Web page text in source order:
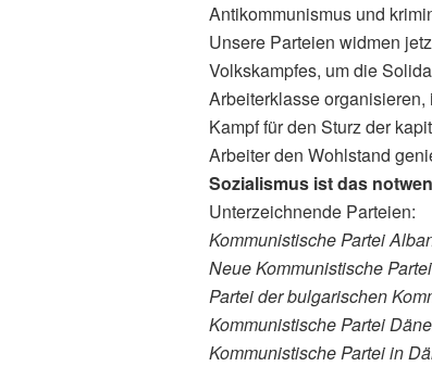
Antikommunismus und
Unsere Parteien widmen
Volkskampfes, um die
Arbeiterklasse
Kampf für den Sturz der
Arbeiter den Wohlstand
Sozialismus ist das
Unterzeichnende Parteien:
Kommunistische Partei
Neue Kommunistische
Partei der bulgarischen
Kommunistische Partei
Kommunistische Partei in